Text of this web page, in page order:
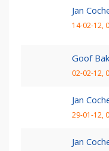
Jan
14-02-12,
Goof
02-02-12,
Jan
29-01-12,
Jan